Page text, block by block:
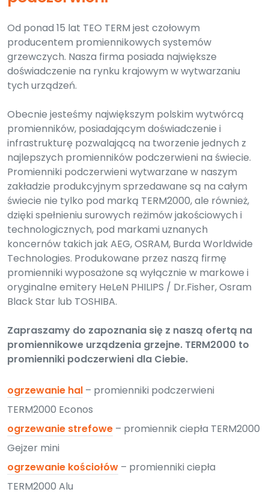
Od ponad 15 lat TEO TERM jest czołowym
producentem promiennikowych systemów
grzewczych. Nasza firma posiada największe
doświadczenie na rynku krajowym w wytwarzaniu
tych urządzeń.
Obecnie jesteśmy największym polskim wytwórcą
promienników, posiadającym doświadczenie i
infrastrukturę pozwalającą na tworzenie jednych z
najlepszych promienników podczerwieni na świecie.
Promienniki podczerwieni wytwarzane w naszym
zakładzie produkcyjnym sprzedawane są na całym
świecie nie tylko pod marką TERM2000, ale również,
dzięki spełnieniu surowych reżimów jakościowych i
technologicznych, pod markami uznanych
koncernów takich jak AEG, OSRAM, Burda Worldwide
Technologies. Produkowane przez naszą firmę
promienniki wyposażone są wyłącznie w markowe i
oryginalne emitery HeLeN PHILIPS / Dr.Fisher, Osram
Black Star lub TOSHIBA.
Zapraszamy do zapoznania się z naszą ofertą na
promiennikowe urządzenia grzejne. TERM2000 to
promienniki podczerwieni dla Ciebie.
ogrzewanie hal – promienniki podczerwieni
TERM2000 Econos
ogrzewanie strefowe – promiennik ciepła TERM2000
Gejzer mini
ogrzewanie kościołów – promienniki ciepła
TERM2000 Alu